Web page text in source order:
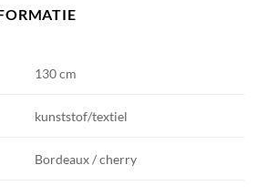
130 cm
kunststof/textiel
Bordeaux / cherry